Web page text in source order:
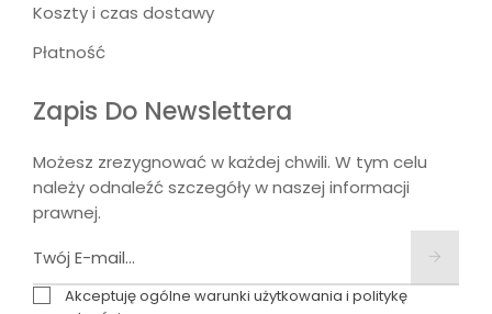
Koszty i czas dostawy
Płatność
Zapis Do Newslettera
Możesz zrezygnować w każdej chwili. W tym celu
należy odnaleźć szczegóły w naszej informacji
prawnej.
Akceptuję ogólne warunki użytkowania i politykę